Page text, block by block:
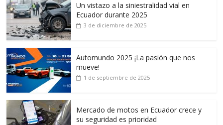
Un vistazo a la siniestralidad vial en
Ecuador durante 2025
3 de diciembre de 2025
Automundo 2025 ¡La pasión que nos
mueve!
1 de septiembre de 2025
Mercado de motos en Ecuador crece y
su seguridad es prioridad